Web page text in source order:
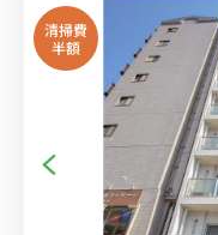
清掃費
半額